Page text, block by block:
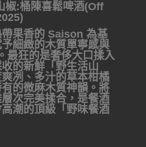
椒:桶陳喜鬆啤酒(Off
果香的 Saison 為基
細緻的木質單寧感與
最狂的是奢侈大口揉入
的新鮮「野生活山
冽、多汁的草本柑橘
的微麻木質神韻。將
次完美揉合，是餐酒
潮的頂級「野味餐酒